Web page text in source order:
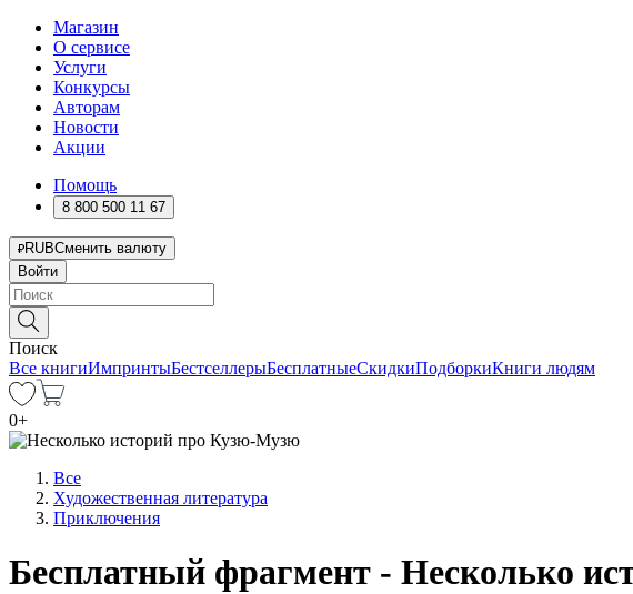
Магазин
О сервисе
Услуги
Конкурсы
Авторам
Новости
Акции
Помощь
8 800 500 11 67
RUBСменить валюту
Войти
Поиск
Все книгиИмпринтыБестселлерыБесплатныеСкидкиПодборкиКниги людям
0+
Все
Художественная литература
Приключения
Бесплатный фрагмент - Несколько